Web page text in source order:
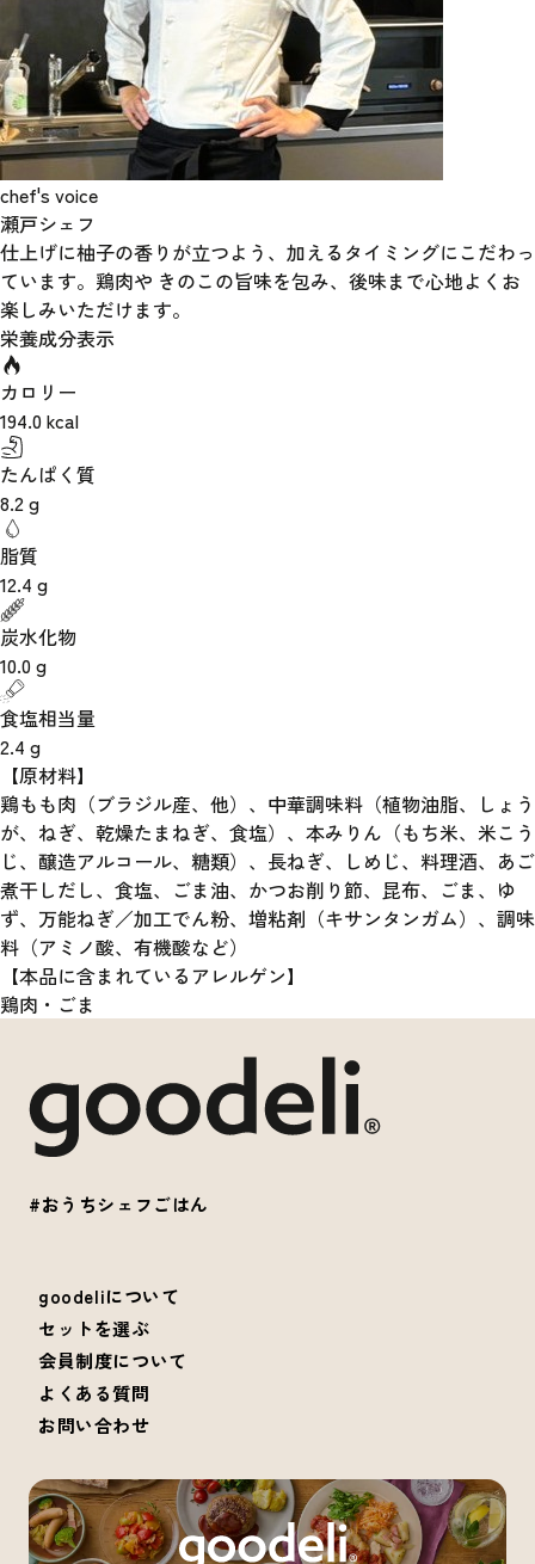
chef's voice
瀬戸シェフ
仕上げに柚子の香りが立つよう、加えるタイミングにこだわっ
ています。鶏肉や きのこの旨味を包み、後味まで心地よくお
楽しみいただけます。
栄養成分表示
カロリー
194.0kcal
たんぱく質
8.2g
脂質
12.4 g
炭水化物
10.0g
食塩相当量
2.4 g
【原材料】
鶏もも肉（ブラジル産、他）、中華調味料（植物油脂、しょう
が、ねぎ、乾燥たまねぎ、食塩）、本みりん（もち米、米こう
じ、醸造アルコール、糖類）、長ねぎ、しめじ、料理酒、あご
煮干しだし、食塩、ごま油、かつお削り節、昆布、ごま、ゆ
ず、万能ねぎ／加工でん粉、増粘剤（キサンタンガム）、調味
料（アミノ酸、有機酸など）
【本品に含まれているアレルゲン】
鶏肉・ごま
#おうちシェフごはん
goodeliについて
セットを選ぶ
会員制度について
よくある質問
お問い合わせ